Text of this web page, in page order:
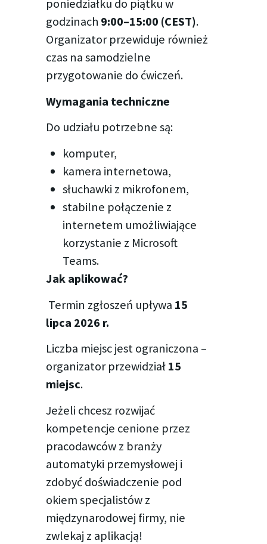
poniedziałku do piątku w
godzinach 9:00–15:00 (CEST).
Organizator przewiduje również
czas na samodzielne
przygotowanie do ćwiczeń.
Wymagania techniczne
Do udziału potrzebne są:
komputer,
kamera internetowa,
słuchawki z mikrofonem,
stabilne połączenie z
internetem umożliwiające
korzystanie z Microsoft
Teams.
Jak aplikować?
Termin zgłoszeń upływa 15
lipca 2026 r.
Liczba miejsc jest ograniczona –
organizator przewidział15
miejsc.
Jeżeli chcesz rozwijać
kompetencje cenione przez
pracodawców z branży
automatyki przemysłowej i
zdobyć doświadczenie pod
okiem specjalistów z
międzynarodowej firmy, nie
zwlekaj z aplikacją!